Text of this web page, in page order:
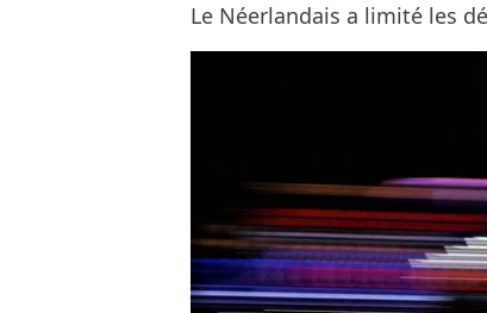
Le Néerlandais a limité les